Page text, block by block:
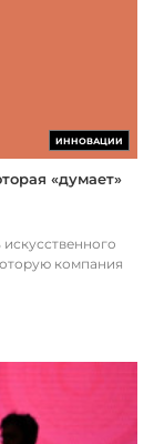
ИННОВАЦИИ
«думает»
компания